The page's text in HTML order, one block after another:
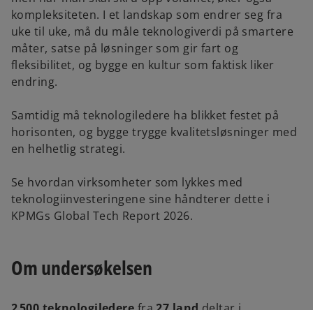
kompleksiteten. I et landskap som endrer seg fra
uke til uke, må du måle teknologiverdi på smartere
måter, satse på løsninger som gir fart og
fleksibilitet, og bygge en kultur som faktisk liker
endring.
Samtidig må teknologiledere ha blikket festet på
horisonten, og bygge trygge kvalitetsløsninger med
en helhetlig strategi.
Se hvordan virksomheter som lykkes med
teknologiinvesteringene sine håndterer dette i
KPMGs Global Tech Report 2026.
Om undersøkelsen